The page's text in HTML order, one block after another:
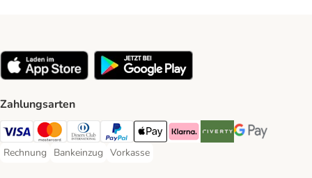
Zahlungsarten
Visa Payment Method
Mastercard Payment Method
Diners Club Payment Method
PayPal Payment Method
Apple Pay Payment Method
Klarna Payment Method
Riverty Payment Method
Google Pay
Rechnung
Rechnung Payment Method
Bankeinzug
Bankeinzug Payment Method
Vorkasse
Vorkasse Payment Method